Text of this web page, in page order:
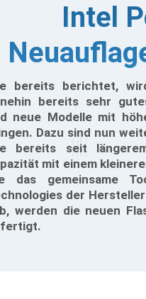
Intel
bereits berichtet,
bereits sehr
neue Modelle mit
Dazu sind nun
bereits seit
mit einem
das gemeinsame
der
werden die neuen